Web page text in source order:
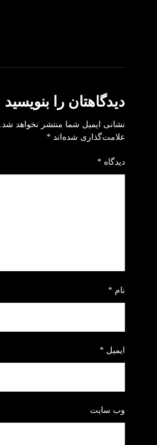
دیدگاهتان را بنویسید
نشانی ایمیل شما منتشر نخواهد شد.
علامت‌گذاری شده‌اند*
دیدگاه*
نام*
ایمیل*
وب‌ سایت